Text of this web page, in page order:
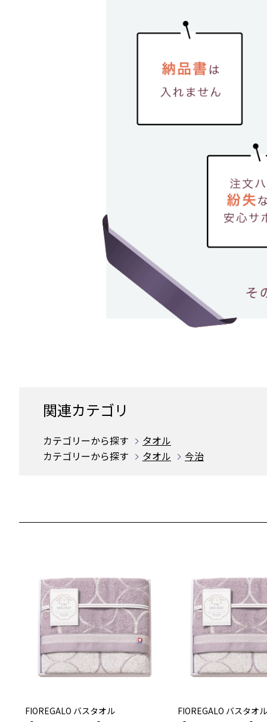
関連カテゴリ
カテゴリーから探す
タオル
カテゴリーから探す
タオル 今治
FIOREGALO バスタオル
FIOREGALO バスタオル